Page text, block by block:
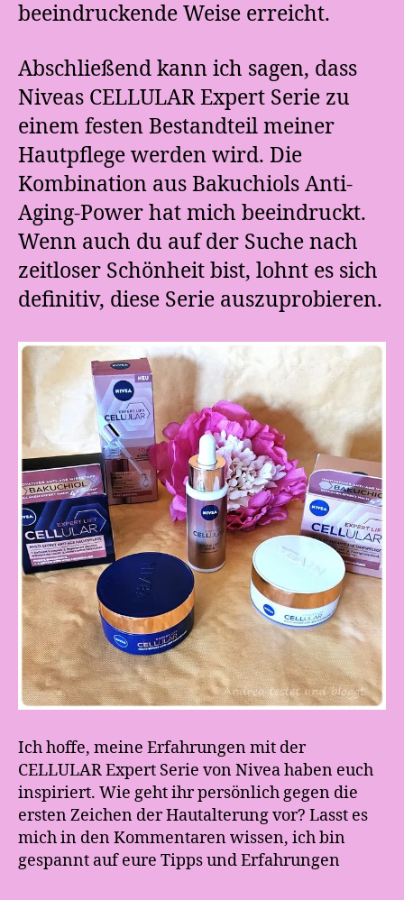
beeindruckende Weise erreicht.
Abschließend kann ich sagen, dass
Niveas CELLULAR Expert Serie zu
einem festen Bestandteil meiner
Hautpflege werden wird. Die
Kombination aus Bakuchiols Anti-
Aging-Power hat mich beeindruckt.
Wenn auch du auf der Suche nach
zeitloser Schönheit bist, lohnt es sich
definitiv, diese Serie auszuprobieren.
Ich hoffe, meine Erfahrungen mit der
CELLULAR Expert Serie von Nivea haben euch
inspiriert. Wie geht ihr persönlich gegen die
ersten Zeichen der Hautalterung vor? Lasst es
mich in den Kommentaren wissen, ich bin
gespannt auf eure Tipps und Erfahrungen